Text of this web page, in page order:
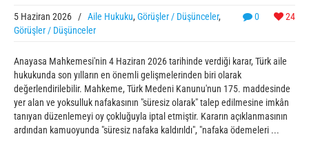
0 24
5 Haziran 2026 / Aile Hukuku, Görüşler / Düşünceler,
Görüşler / Düşünceler
Anayasa Mahkemesi'nin 4 Haziran 2026 tarihinde verdiği karar, Türk aile
hukukunda son yılların en önemli gelişmelerinden biri olarak
değerlendirilebilir. Mahkeme, Türk Medeni Kanunu'nun 175. maddesinde
yer alan ve yoksulluk nafakasının "süresiz olarak" talep edilmesine imkân
tanıyan düzenlemeyi oy çokluğuyla iptal etmiştir. Kararın açıklanmasının
ardından kamuoyunda "süresiz nafaka kaldırıldı", "nafaka ödemeleri ...